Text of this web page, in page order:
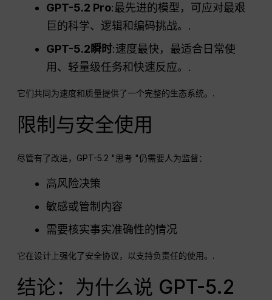
GPT-5.2 Pro:最先进的模型，可应对最艰
巨的科学、逻辑和编码挑战。.
GPT-5.2瞬时:速度最快，最适合日常使
用、轻量级任务和快速反应。.
它们共同为速度和质量提供了一个完整的生态系统。.
限制与安全使用
尽管有了改进，GPT-5.2 "思考 "仍需要人为监督：
高风险决策
敏感或管制内容
需要核实事实准确性的情况
它在设计上强化了安全协议，以支持负责任的使用。.
结论：为什么说 GPT-5.2